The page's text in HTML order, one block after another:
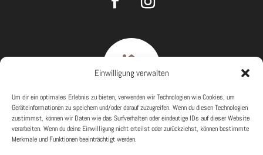
Einwilligung verwalten
Um dir ein optimales Erlebnis zu bieten, verwenden wir Technologien wie Cookies, um
Geräteinformationen zu speichern und/oder darauf zuzugreifen. Wenn du diesen Technologien
zustimmst, können wir Daten wie das Surfverhalten oder eindeutige IDs auf dieser Website
verarbeiten. Wenn du deine Einwilligung nicht erteilst oder zurückziehst, können bestimmte
Merkmale und Funktionen beeinträchtigt werden.

ÖFFNUNGSZEITEN